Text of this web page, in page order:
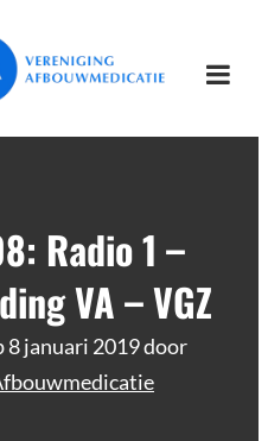
Radio 1 –
VA – VGZ
8 januari 2019door